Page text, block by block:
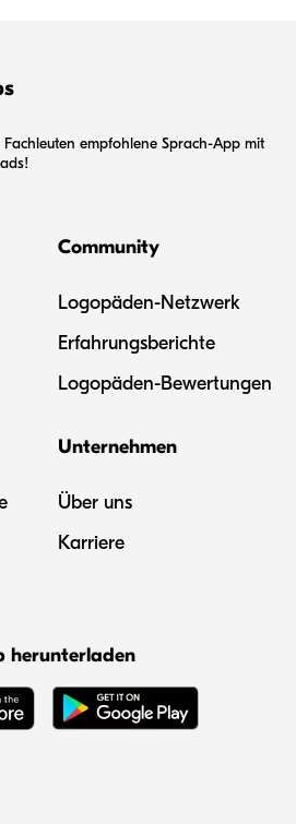
empfohlene Sprach-App mit
Community
Logopäden-Netzwerk
Erfahrungsberichte
Logopäden-Bewertungen
Unternehmen
Über uns
Karriere
herunterladen